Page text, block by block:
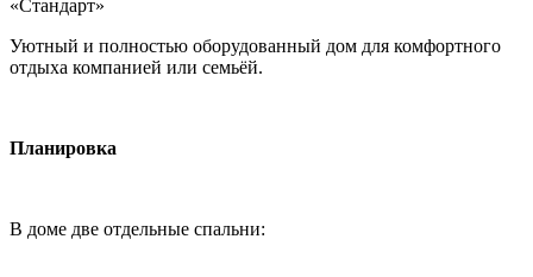
«Стандарт»
Уютный и полностью оборудованный дом для комфортного
отдыха компанией или семьёй.
Планировка
В доме две отдельные спальни: